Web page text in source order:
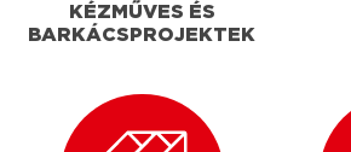
KÉZMŰVES ÉS
BARKÁCSPROJEKTEK